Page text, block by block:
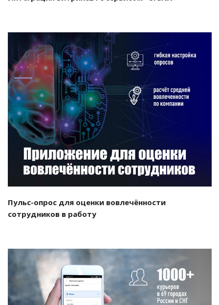
Смотреть проект
Пульс-опрос для оценки вовлечённости
сотрудников в работу